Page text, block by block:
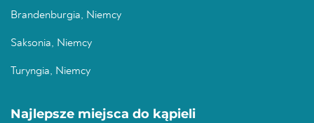
Brandenburgia, Niemcy
Saksonia, Niemcy
Turyngia, Niemcy
Najlepsze miejsca do kąpieli